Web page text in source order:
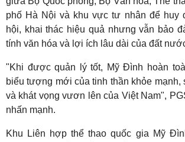
phố Hà Nội và khu vực tư nhân để huy
hội, khai thác hiệu quả nhưng vẫn bảo
tính văn hóa và lợi ích lâu dài của đất
"Khi được quản lý tốt, Mỹ Đình hoàn
biểu tượng mới của tinh thần khỏe mạnh,
và khát vọng vươn lên của Việt Nam",
nhấn mạnh.
Khu Liên hợp thể thao quốc gia Mỹ